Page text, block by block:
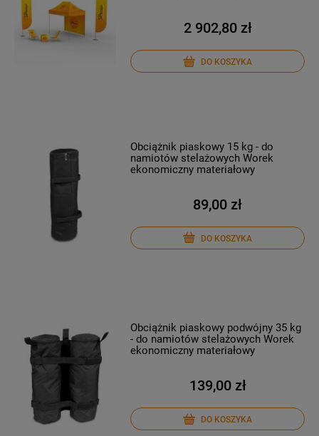
2 902,80 zł
DO KOSZYKA
Obciążnik piaskowy 15 kg - do
namiotów stelażowych Worek
ekonomiczny materiałowy
89,00 zł
DO KOSZYKA
Obciążnik piaskowy podwójny 35 kg
- do namiotów stelażowych Worek
ekonomiczny materiałowy
139,00 zł
DO KOSZYKA